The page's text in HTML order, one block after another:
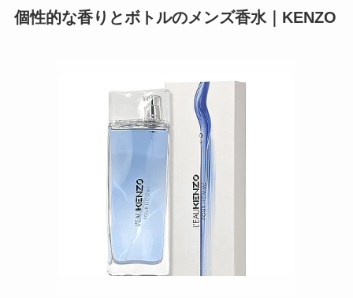
個性的な香りとボトルのメンズ香水｜KENZO